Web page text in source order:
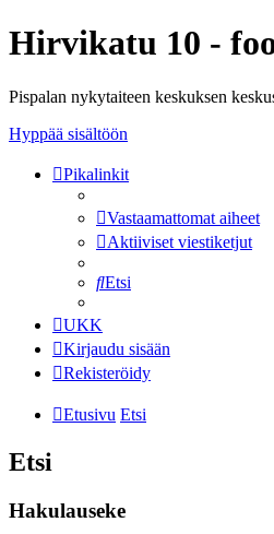
Hirvikatu 10 -
Pispalan nykytaiteen keskuksen
Hyppää sisältöön
Pikalinkit
Vastaamattomat aiheet
Aktiiviset viestiketjut
Etsi
UKK
Kirjaudu sisään
Rekisteröidy
Etusivu Etsi
Etsi
Hakulauseke